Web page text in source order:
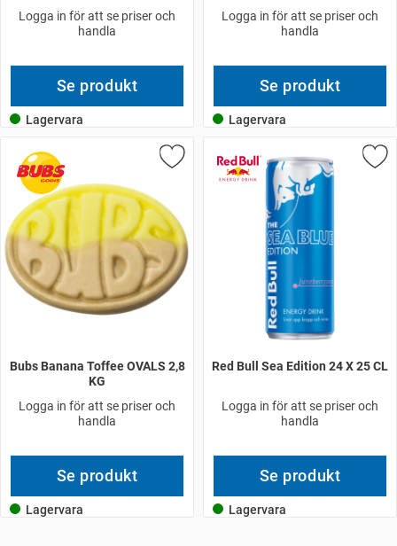
Logga in för att se priser och
handla
Se produkt
Lagervara
Logga in för att se priser och
handla
Se produkt
Lagervara
Bubs Banana Toffee OVALS 2,8
KG
Logga in för att se priser och
handla
Se produkt
Lagervara
Red Bull Sea Edition 24 X 25 CL
Logga in för att se priser och
handla
Se produkt
Lagervara